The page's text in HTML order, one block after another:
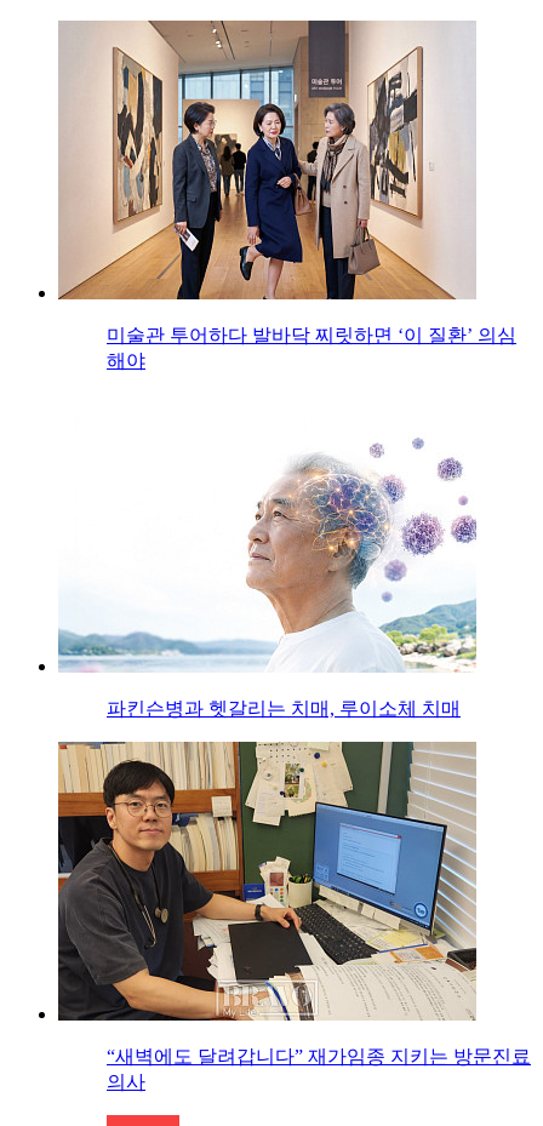
미술관 투어하다 발바닥 찌릿하면 ‘이 질환’ 의심
해야
파킨슨병과 헷갈리는 치매, 루이소체 치매
“새벽에도 달려갑니다” 재가임종 지키는 방문진료
의사